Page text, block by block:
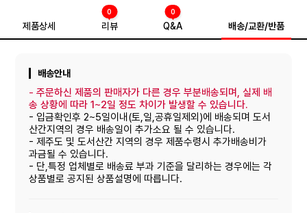
제품상세 리뷰
0
Q&A
0
배송/교환/반품
배송안내
-주문하신 제품의 판매자가 다른 경우 부분배송되며, 실제 배
송 상황에 따라 1~2일 정도 차이가 발생할 수 있습니다.
- 입금확인후 2~5일이내(토,일,공휴일제외)에 배송되며 도서
산간지역의 경우 배송일이 추가소요 될 수 있습니다.
- 제주도 및 도서산간 지역의 경우 제품수령시 추가배송비가
과금될 수 있습니다.
- 단,특정 업체별로 배송료 부과 기준을 달리하는 경우에는 각
상품별로 공지된 상품설명에 따릅니다.